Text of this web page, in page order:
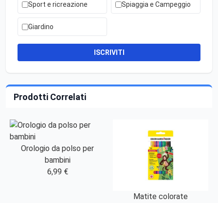
Sport e ricreazione Spiaggia e Campeggio
Giardino
ISCRIVITI
Prodotti Correlati
Orologio da polso per
bambini
6,99 €
Matite colorate